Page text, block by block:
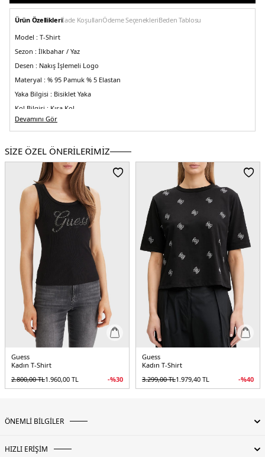
Ürün Özellikleriİade KoşullarıÖdeme SeçenekleriBeden Tablosu
Model : T-Shirt
Sezon : İlkbahar / Yaz
Desen : Nakış İşlemeli Logo
Materyal : % 95 Pamuk % 5 Elastan
Yaka Bilgisi : Bisiklet Yaka
Kol Bilgisi : Kısa Kol
Kalıp Bilgisi :Regular Fit
5DY2V5RI05J1314G6K5.69
Devamını Gör
SİZE ÖZEL ÖNERİLERİMİZ
Guess
Kadın T-Shirt
2.800,00TL1.960,00 TL -%30
Guess
Kadın T-Shirt
3.299,00TL1.979,40 TL -%40
ÖNEMLİ BİLGİLER
HIZLI ERİŞİM